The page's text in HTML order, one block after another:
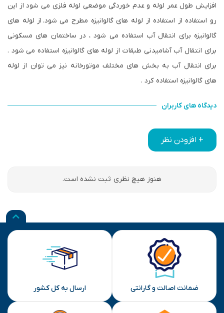
افزایش طول عمر لوله و عدم خوردگی موضعی لوله فلزی می شود از این
رو استفاده از استفاده از لوله های گالوانیزه مطرح می شود. از لوله های
گالوانیزه برای انتقال آب استفاده می شود ، در ساختمان های مسکونی
برای انتقال آب آشامیدنی طبقات از لوله های گالوانیزه استفاده می شود .
برای انتقال آب به بخش های مختلف موتورخانه نیز می توان از لوله
های گالوانیزه استفاده کرد .
دیدگاه های کاربران
+ افزودن نظر
هنوز هیچ نظری ثبت نشده است.
ضمانت اصالت و گارانتی ارسال به کل کشور